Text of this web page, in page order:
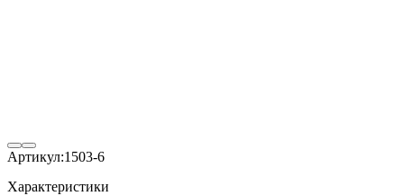
Артикул:1503-6
Характеристики